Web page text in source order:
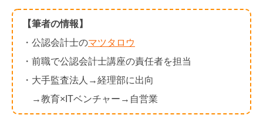
【筆者の情報】
・公認会計士のマツタロウ
・前職で公認会計士講座の責任者を担当
・大手監査法人→経理部に出向
→教育×ITベンチャー→自営業